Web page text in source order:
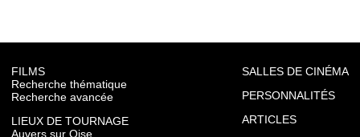
FILMS
Recherche thématique
Recherche avancée
LIEUX DE TOURNAGE
Auvers sur Oise
SALLES DE CINÉMA
PERSONNALITÉS
ARTICLES